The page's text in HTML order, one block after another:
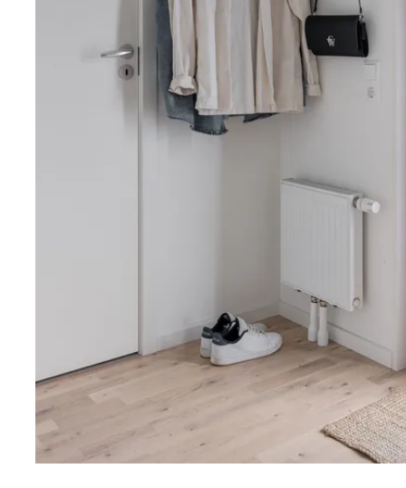
går i ljusa färger. Matplats skapar en trivsam atmosfär
arbetsbänken och köksskåpen ger köket gott om
maskinella köksutrustningen består av integrerad
spisfläkt ugn samt kombinerad kyl och frys.
arbetsbänken skänker ett fint ljusinsläpp.
Ljust vardagsrum med fint fönsterparti och plats för
Vardagsrummet ligger i öppen planlösning mot köket
loungemöbler. Gräsytan är lättskött och omgärdas av
Fint sovrum som med lätthet rymmer en dubbelsäng
sängbord. På golvet återfinns det ljusa golvet och
Fönsterpartiet vetter ut mot uteplatsen.
Sovrum